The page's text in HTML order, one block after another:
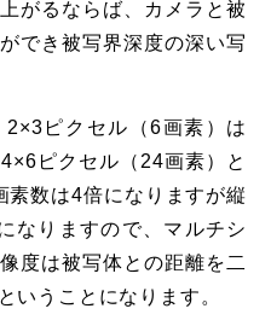
がるならば、カメラと被
でき被写界深度の深い写
ピクセル（6画素）は
ピクセル（24画素）と
素数は4倍になりますが縦
なりますので、マルチシ
度は被写体との距離を二
いうことになります。